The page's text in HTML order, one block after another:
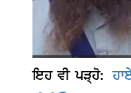
ਇਹ ਵੀ ਪੜ੍ਹੋ: